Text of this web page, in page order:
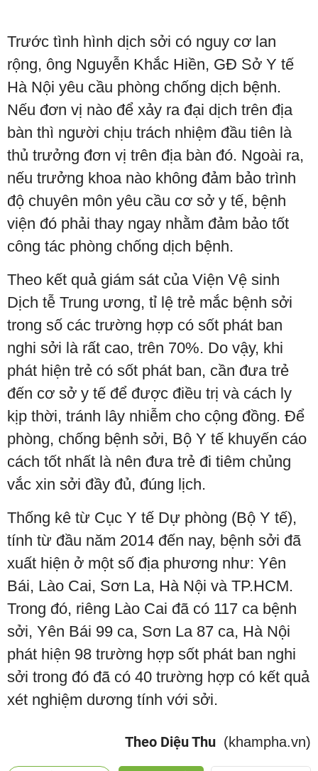
Trước tình hình dịch sởi có nguy cơ lan
rộng, ông Nguyễn Khắc Hiền, GĐ Sở Y tế
Hà Nội yêu cầu phòng chống dịch bệnh.
Nếu đơn vị nào để xảy ra đại dịch trên địa
bàn thì người chịu trách nhiệm đầu tiên là
thủ trưởng đơn vị trên địa bàn đó. Ngoài ra,
nếu trưởng khoa nào không đảm bảo trình
độ chuyên môn yêu cầu cơ sở y tế, bệnh
viện đó phải thay ngay nhằm đảm bảo tốt
công tác phòng chống dịch bệnh.
Theo kết quả giám sát của Viện Vệ sinh
Dịch tễ Trung ương, tỉ lệ trẻ mắc bệnh sởi
trong số các trường hợp có sốt phát ban
nghi sởi là rất cao, trên 70%. Do vậy, khi
phát hiện trẻ có sốt phát ban, cần đưa trẻ
đến cơ sở y tế để được điều trị và cách ly
kịp thời, tránh lây nhiễm cho cộng đồng. Để
phòng, chống bệnh sởi, Bộ Y tế khuyến cáo
cách tốt nhất là nên đưa trẻ đi tiêm chủng
vắc xin sởi đầy đủ, đúng lịch.
Thống kê từ Cục Y tế Dự phòng (Bộ Y tế),
tính từ đầu năm 2014 đến nay, bệnh sởi đã
xuất hiện ở một số địa phương như: Yên
Bái, Lào Cai, Sơn La, Hà Nội và TP.HCM.
Trong đó, riêng Lào Cai đã có 117 ca bệnh
sởi, Yên Bái 99 ca, Sơn La 87 ca, Hà Nội
phát hiện 98 trường hợp sốt phát ban nghi
sởi trong đó đã có 40 trường hợp có kết quả
xét nghiệm dương tính với sởi.
Theo Diệu Thu (khampha.vn)